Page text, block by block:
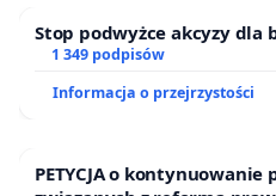
Stop podwyżce akcyzy dla
1 349 podpisów
Informacja o przejrzystości
PETYCJA o